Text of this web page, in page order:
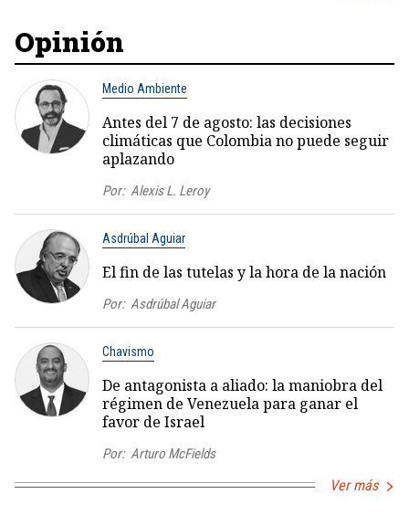
Opinión
Medio Ambiente
Antes del 7 de agosto: las decisiones
climáticas que Colombia no puede seguir
aplazando
Por: Alexis L. Leroy
Asdrúbal Aguiar
El fin de las tutelas y la hora de la nación
Por: Asdrúbal Aguiar
Chavismo
De antagonista a aliado: la maniobra del
régimen de Venezuela para ganar el
favor de Israel
Por: Arturo McFields
Ver más